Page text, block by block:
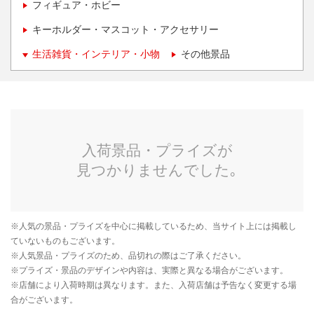
フィギュア・ホビー
キーホルダー・マスコット・アクセサリー
生活雑貨・インテリア・小物 その他景品